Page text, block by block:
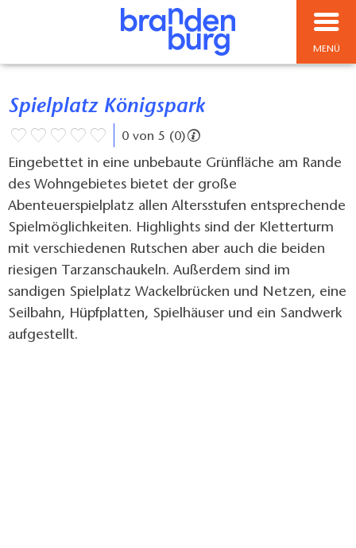
MENÜ
Spielplatz Königspark
0 von 5 (0)
Eingebettet in eine unbebaute Grünfläche am Rande
des Wohngebietes bietet der große
Abenteuerspielplatz allen Altersstufen entsprechende
Spielmöglichkeiten. Highlights sind der Kletterturm
mit verschiedenen Rutschen aber auch die beiden
riesigen Tarzanschaukeln. Außerdem sind im
sandigen Spielplatz Wackelbrücken und Netzen, eine
Seilbahn, Hüpfplatten, Spielhäuser und ein Sandwerk
aufgestellt.